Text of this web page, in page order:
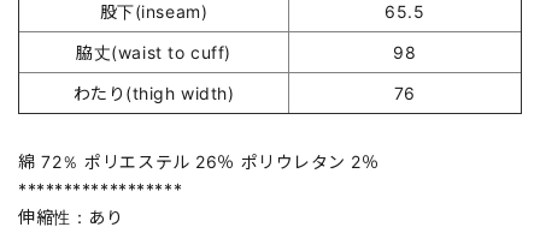
股下(inseam)
65.5
脇丈(waist to cuff)
98
わたり(thigh width)
76
綿 72％ ポリエステル 26％ ポリウレタン 2％
******************
伸縮性：あり